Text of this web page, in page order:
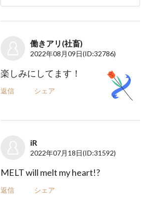
働きアリ(社畜)
2022年08月09日(ID:32786)
楽しみにしてます！
返信 シェア
iR
2022年07月18日(ID:31592)
MELT will melt my heart!?
返信 シェア